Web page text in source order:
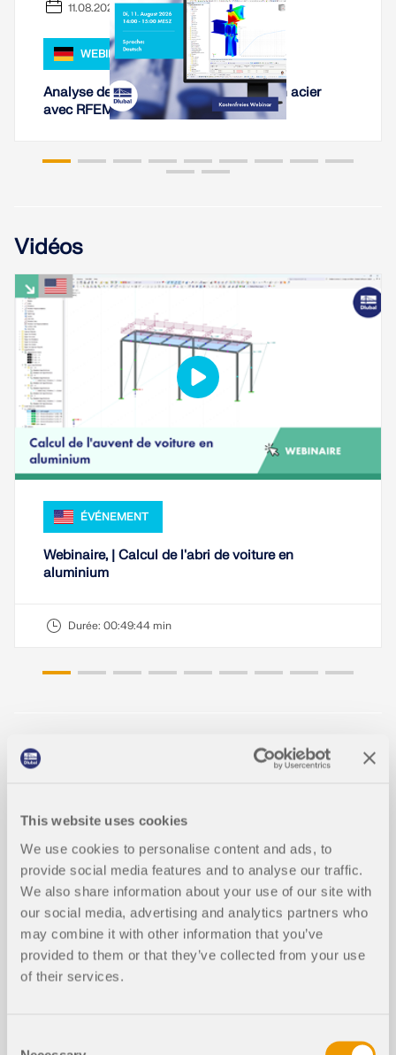
This website uses cookies
We use cookies to personalise content and ads, to
provide social media features and to analyse our traffic.
We also share information about your use of our site with
our social media, advertising and analytics partners who
may combine it with other information that you’ve
provided to them or that they’ve collected from your use
of their services.
11.08.2026
WEBINAIRE,
Analyse de rigidité des assemblages en acier
avec RFEM 6
Vidéos
ÉVÉNEMENT
Webinaire, | Calcul de l'abri de voiture en
aluminium
Durée: 00:49:44 min
Modèles à télécharger
Vérification des fondations isolées | ACI 318-19